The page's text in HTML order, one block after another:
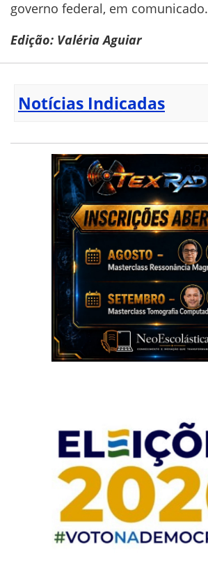
governo federal, em comunicado.
Edição: Valéria Aguiar
Notícias Indicadas